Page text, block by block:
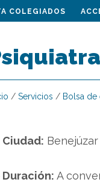
COLEGIADOS
/ Servicios / Bolsa
Ciudad: Benejúzar
Duración: A